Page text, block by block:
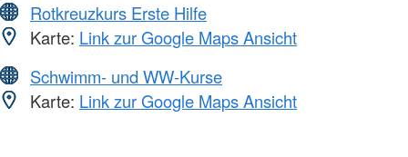
Rotkreuzkurs Erste Hilfe
Karte: Link zur Google Maps Ansicht
Schwimm- und WW-Kurse
Karte: Link zur Google Maps Ansicht